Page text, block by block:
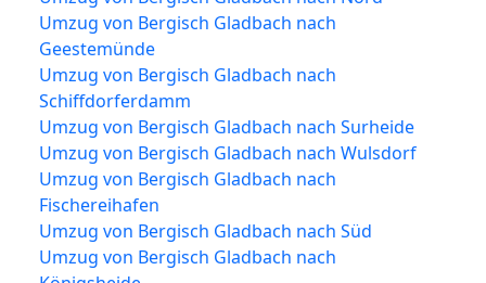
Umzug von Bergisch Gladbach nach
Geestemünde
Umzug von Bergisch Gladbach nach
Schiffdorferdamm
Umzug von Bergisch Gladbach nach Surheide
Umzug von Bergisch Gladbach nach Wulsdorf
Umzug von Bergisch Gladbach nach
Fischereihafen
Umzug von Bergisch Gladbach nach Süd
Umzug von Bergisch Gladbach nach